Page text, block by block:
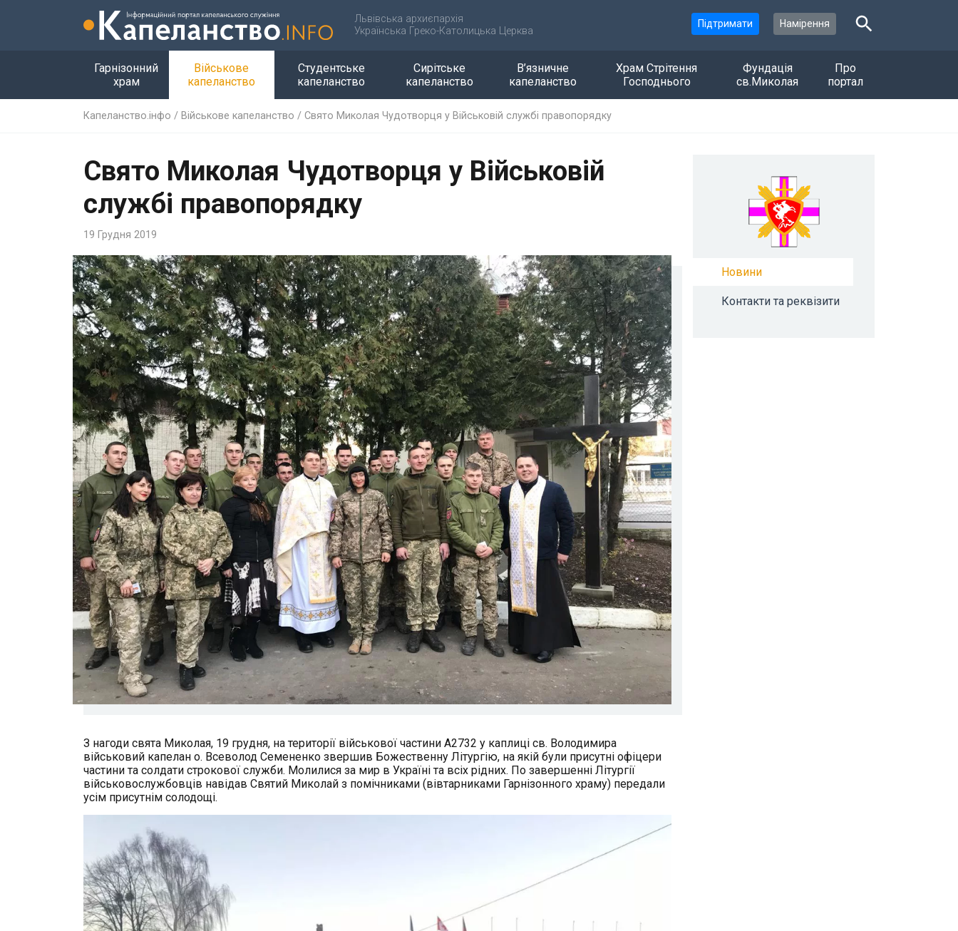
Львівська архиєпархія
Українська Греко-Католицька Церква
Підтримати Намірення
Гарнізонний
храм
Військове
капеланство
Студентське
капеланство
Сирітське
капеланство
В’язничне
капеланство
Храм Стрітення
Господнього
Фундація
св.Миколая
Про
портал
Капеланство.інфо / Військове капеланство / Свято Миколая Чудотворця у Військовій службі правопорядку
Свято Миколая Чудотворця у Військовій
службі правопорядку
19 Грудня 2019
З нагоди свята Миколая, 19 грудня, на території військової частини А2732 у каплиці св. Володимира
військовий капелан о. Всеволод Семененко звершив Божественну Літургію, на якій були присутні офіцери
частини та солдати строкової служби. Молилися за мир в Україні та всіх рідних. По завершенні Літургії
військовослужбовців навідав Святий Миколай з помічниками (вівтарниками Гарнізонного храму) передали
усім присутнім солодощі.
Новини
Контакти та реквізити